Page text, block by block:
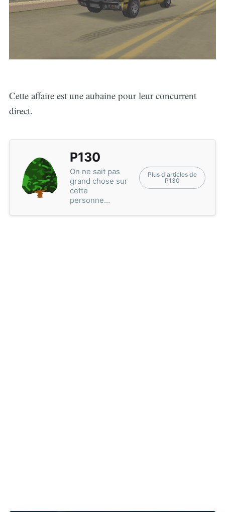
Cette affaire est une aubaine pour leur concurrent
direct.
P130
On ne sait pas
grand chose sur
cette
personne…
Plus d'articles de
P130